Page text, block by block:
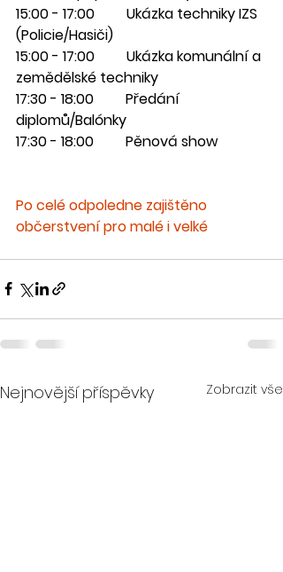
15:00 - 17:00         Ukázka techniky IZS
(Policie/Hasiči)
15:00 - 17:00         Ukázka komunální a
zemědělské techniky
17:30 - 18:00         Předání
diplomů/Balónky
17:30 - 18:00         Pěnová show
Po celé odpoledne zajištěno
občerstvení pro malé i velké
Nejnovější příspěvky Zobrazit vše